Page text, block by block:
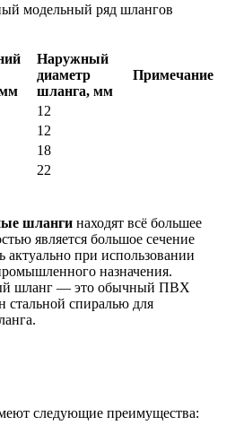
модельный ряд шлангов
Наружный
диаметр
шланга, мм
Примечание
12
12
18
22
шланги находят всё большее
является большое сечение
при использовании
назначения.
шланг — это обычный ПВХ
стальной спиралью для
следующие преимущества: